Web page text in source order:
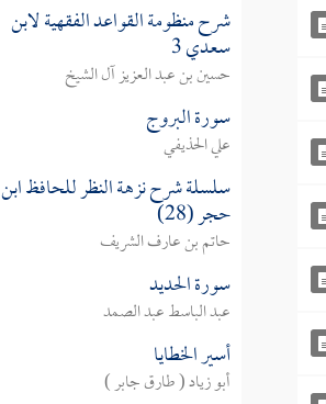
شرح منظومة القواعد الفقهية لابن
سعدي 3
حسين بن عبد العزيز آل الشيخ
سورة البروج
علي الحذيفي
سلسلة شرح نزهة النظر للحافظ ابن
حجر (28)
حاتم بن عارف الشريف
سورة الحديد
عبد الباسط عبد الصمد
أسير الخطايا
أبو زياد ( طارق جابر )